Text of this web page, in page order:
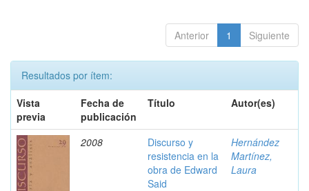
Anterior 1 Siguiente
Resultados por ítem:
Vista
previa
Fecha de
publicación
Título Autor(es)
2008
Discurso y
resistencia en la
obra de Edward
Said
Hernández
Martínez,
Laura